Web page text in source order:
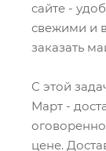
сайте -
свежими и
заказать
С этой
Март -
цене.